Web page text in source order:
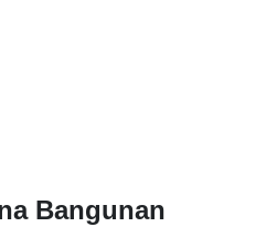
Bangunan